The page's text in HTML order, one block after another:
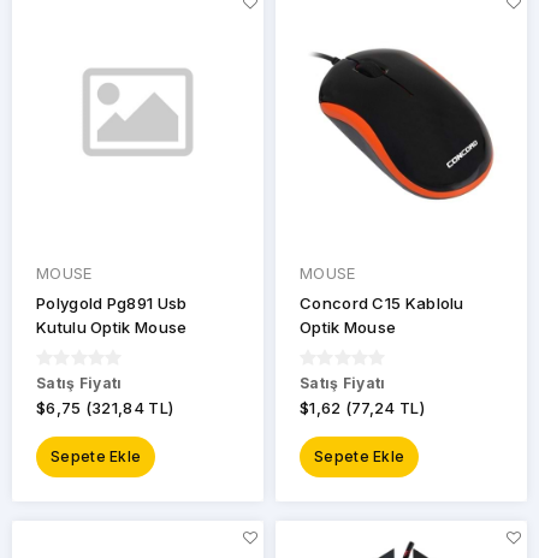
MOUSE
Polygold Pg891 Usb
Kutulu Optik Mouse
Satış Fiyatı
$6,75 (321,84 TL)
Sepete Ekle
MOUSE
Concord C15 Kablolu
Optik Mouse
Satış Fiyatı
$1,62 (77,24 TL)
Sepete Ekle